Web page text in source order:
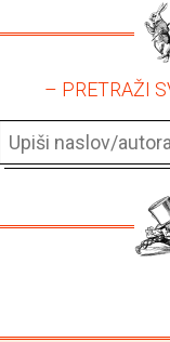
– PRETRAŽI